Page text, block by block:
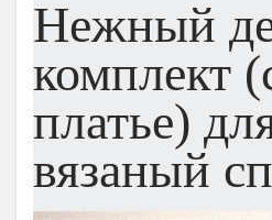
Нежный
комплект
платье)
вязаный